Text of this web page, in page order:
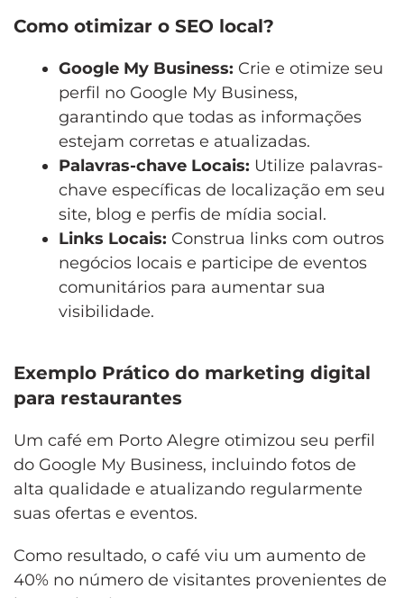
Como otimizar o SEO local?
Google My Business: Crie e otimize seu
perfil no Google My Business,
garantindo que todas as informações
estejam corretas e atualizadas.
Palavras-chave Locais: Utilize palavras-
chave específicas de localização em seu
site, blog e perfis de mídia social.
Links Locais: Construa links com outros
negócios locais e participe de eventos
comunitários para aumentar sua
visibilidade.
Exemplo Prático do marketing digital
para restaurantes
Um café em Porto Alegre otimizou seu perfil
do Google My Business, incluindo fotos de
alta qualidade e atualizando regularmente
suas ofertas e eventos.
Como resultado, o café viu um aumento de
40% no número de visitantes provenientes de